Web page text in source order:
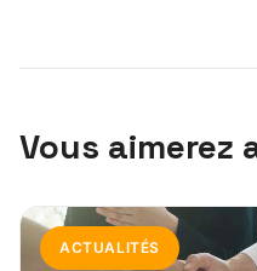
Vous aimerez
ACTUALITÉS